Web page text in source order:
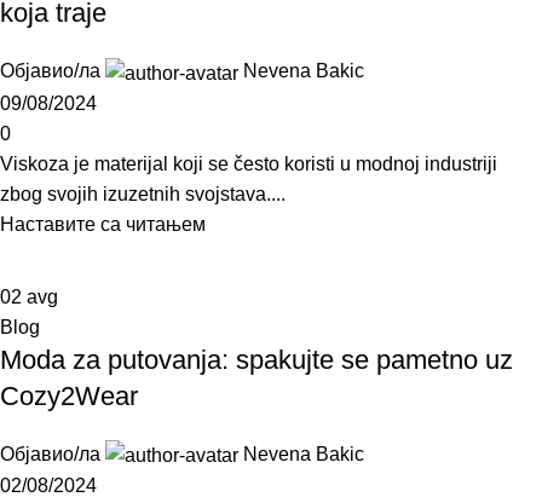
koja traje
Објавио/ла
Nevena Bakic
09/08/2024
0
Viskoza je materijal koji se često koristi u modnoj industriji
zbog svojih izuzetnih svojstava....
Наставите са читањем
02 avg
Blog
Moda za putovanja: spakujte se pametno uz
Cozy2Wear
Објавио/ла
Nevena Bakic
02/08/2024